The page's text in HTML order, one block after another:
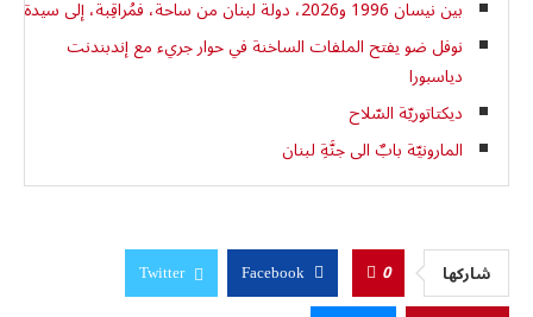
ﺑﯿﻦ ﻧﯿﺴﺎن 1996 و2026، دوﻟﺔ ﻟﺒﻨﺎن ﻣﻦ ﺳﺎﺣﺔ، ﻓﻤُﺮاﻗِﺒﺔ، إﻟﻰ ﺳﯿﺪة ﻋﻠﻰ اراﺿﯿﮭﺎ
نوفل ضو يفتح الملفات الساخنة في حوار جريء مع إندبندنت
دياسبورا
ديكتاتوريّة السّلاح
المارونيّة بابٌ الى جنَّةِ لبنان
شاركها 0
Facebook
Twitter